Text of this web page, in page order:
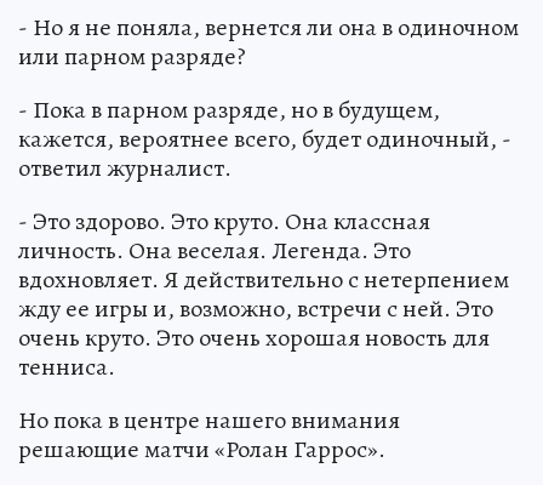
- Но я не поняла, вернется ли она в одиночном
или парном разряде?
- Пока в парном разряде, но в будущем,
кажется, вероятнее всего, будет одиночный, -
ответил журналист.
- Это здорово. Это круто. Она классная
личность. Она веселая. Легенда. Это
вдохновляет. Я действительно с нетерпением
жду ее игры и, возможно, встречи с ней. Это
очень круто. Это очень хорошая новость для
тенниса.
Но пока в центре нашего внимания
решающие матчи «Ролан Гаррос».